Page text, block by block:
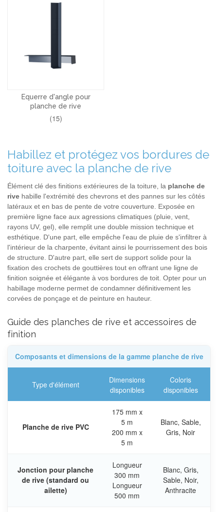
Equerre d'angle pour
planche de rive
(15)
Habillez et protégez vos bordures de
toiture avec la planche de rive
Élément clé des finitions extérieures de la toiture, la planche de
rive habille l'extrémité des chevrons et des pannes sur les côtés
latéraux et en bas de pente de votre couverture. Exposée en
première ligne face aux agressions climatiques (pluie, vent,
rayons UV, gel), elle remplit une double mission technique et
esthétique. D'une part, elle empêche l'eau de pluie de s'infiltrer à
l'intérieur de la charpente, évitant ainsi le pourrissement des bois
de structure. D'autre part, elle sert de support solide pour la
fixation des crochets de gouttières tout en offrant une ligne de
finition soignée et élégante à vos bordures de toit. Opter pour un
habillage moderne permet de condamner définitivement les
corvées de ponçage et de peinture en hauteur.
Guide des planches de rive et accessoires de
finition
Composants et dimensions de la gamme planche de rive
Type d'élément
Dimensions
disponibles
Coloris
disponibles
Planche de rive PVC
175 mm x
5 m
200 mm x
5 m
Blanc, Sable,
Gris, Noir
Jonction pour planche
de rive (standard ou
ailette)
Longueur
300 mm
Longueur
500 mm
Blanc, Gris,
Sable, Noir,
Anthracite